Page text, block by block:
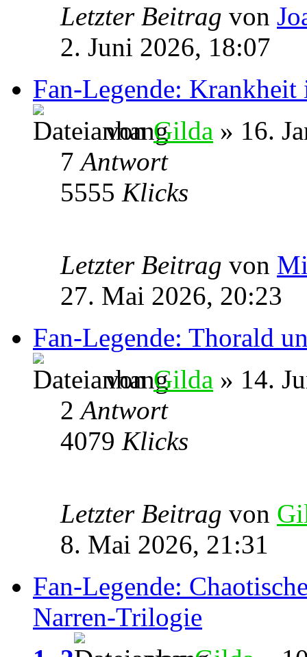
Letzter Beitrag von
2. Juni 2026, 18:07
Fan-Legende: Krankheit
vonGilda » 16.
7Antwort
5555 Klicks
Letzter Beitrag von
27. Mai 2026, 20:23
Fan-Legende: Thorald
vonGilda » 14.
2Antwort
4079 Klicks
Letzter Beitrag von
8. Mai 2026, 21:31
Fan-Legende:
Narren-Trilogie